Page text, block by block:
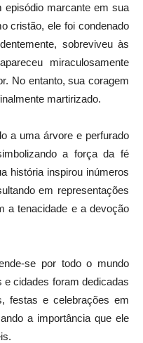
episódio marcante em sua
cristão, ele foi condenado
sobreviveu às
miraculosamente
No entanto, sua coragem
martirizado.
a uma árvore e perfurado
a força da fé
história inspirou inúmeros
em representações
a tenacidade e a devoção
se por todo o mundo
cidades foram dedicadas
festas e celebrações em
a importância que ele